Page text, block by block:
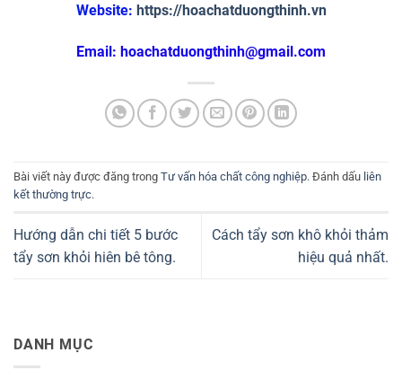
Website: https://hoachatduongthinh.vn
Email: hoachatduongthinh@gmail.com
Bài viết này được đăng trong Tư vấn hóa chất công nghiệp. Đánh dấu liên
kết thường trực.
Hướng dẫn chi tiết 5 bước
tẩy sơn khỏi hiên bê tông.
Cách tẩy sơn khô khỏi thảm
hiệu quả nhất.
DANH MỤC